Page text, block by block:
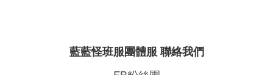
藍藍怪班服團體服 聯絡我們